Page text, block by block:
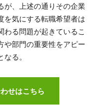
が、上述の通りその企業
を気にする転職希望者は
る問題が起きているこ
や部門の重要性をアピー
る。
せはこちら